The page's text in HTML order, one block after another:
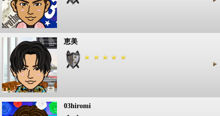
恵美
03hiromi